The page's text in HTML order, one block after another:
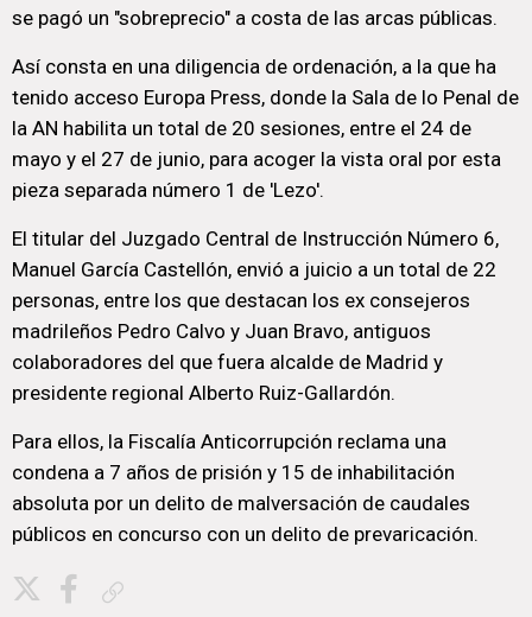
se pagó un "sobreprecio" a costa de las arcas públicas.
Así consta en una diligencia de ordenación, a la que ha
tenido acceso Europa Press, donde la Sala de lo Penal de
la AN habilita un total de 20 sesiones, entre el 24 de
mayo y el 27 de junio, para acoger la vista oral por esta
pieza separada número 1 de 'Lezo'.
El titular del Juzgado Central de Instrucción Número 6,
Manuel García Castellón, envió a juicio a un total de 22
personas, entre los que destacan los ex consejeros
madrileños Pedro Calvo y Juan Bravo, antiguos
colaboradores del que fuera alcalde de Madrid y
presidente regional Alberto Ruiz-Gallardón.
Para ellos, la Fiscalía Anticorrupción reclama una
condena a 7 años de prisión y 15 de inhabilitación
absoluta por un delito de malversación de caudales
públicos en concurso con un delito de prevaricación.